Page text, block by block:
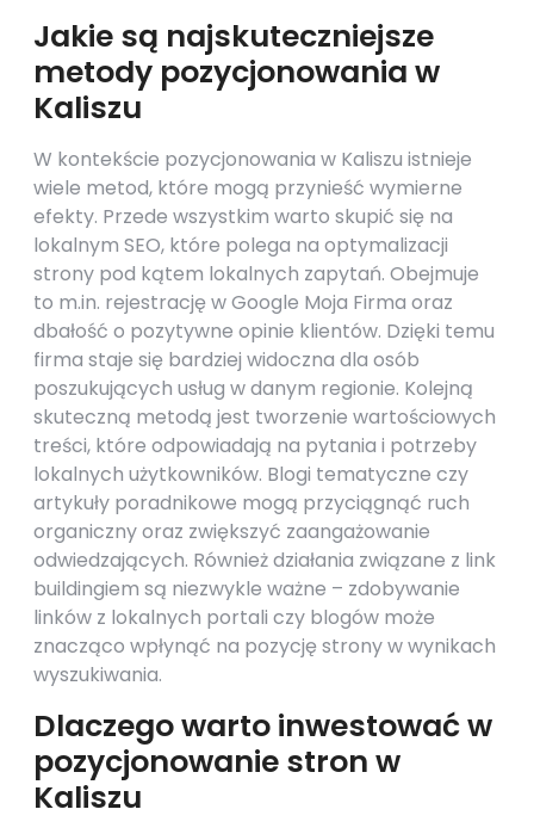
Jakie są najskuteczniejsze
metody pozycjonowania w
Kaliszu
W kontekście pozycjonowania w Kaliszu istnieje
wiele metod, które mogą przynieść wymierne
efekty. Przede wszystkim warto skupić się na
lokalnym SEO, które polega na optymalizacji
strony pod kątem lokalnych zapytań. Obejmuje
to m.in. rejestrację w Google Moja Firma oraz
dbałość o pozytywne opinie klientów. Dzięki temu
firma staje się bardziej widoczna dla osób
poszukujących usług w danym regionie. Kolejną
skuteczną metodą jest tworzenie wartościowych
treści, które odpowiadają na pytania i potrzeby
lokalnych użytkowników. Blogi tematyczne czy
artykuły poradnikowe mogą przyciągnąć ruch
organiczny oraz zwiększyć zaangażowanie
odwiedzających. Również działania związane z link
buildingiem są niezwykle ważne – zdobywanie
linków z lokalnych portali czy blogów może
znacząco wpłynąć na pozycję strony w wynikach
wyszukiwania.
Dlaczego warto inwestować w
pozycjonowanie stron w
Kaliszu